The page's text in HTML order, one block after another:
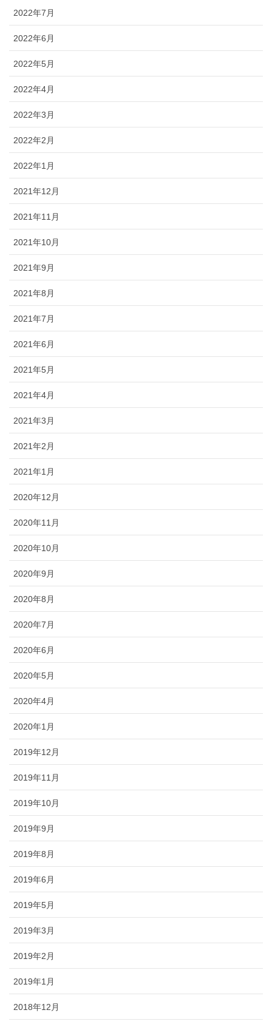
2022年7月
2022年6月
2022年5月
2022年4月
2022年3月
2022年2月
2022年1月
2021年12月
2021年11月
2021年10月
2021年9月
2021年8月
2021年7月
2021年6月
2021年5月
2021年4月
2021年3月
2021年2月
2021年1月
2020年12月
2020年11月
2020年10月
2020年9月
2020年8月
2020年7月
2020年6月
2020年5月
2020年4月
2020年1月
2019年12月
2019年11月
2019年10月
2019年9月
2019年8月
2019年6月
2019年5月
2019年3月
2019年2月
2019年1月
2018年12月